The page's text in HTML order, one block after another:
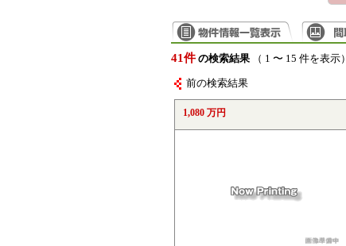
41件 の検索結果（ 1 〜 15 件を表示）
前の検索結果
1,080 万円